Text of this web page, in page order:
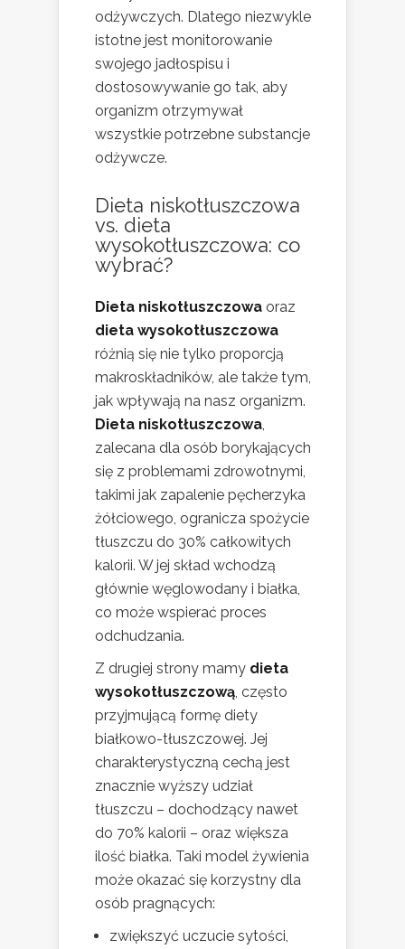
odżywczych. Dlatego niezwykle
istotne jest monitorowanie
swojego jadłospisu i
dostosowywanie go tak, aby
organizm otrzymywał
wszystkie potrzebne substancje
odżywcze.
Dieta niskotłuszczowa
vs. dieta
wysokotłuszczowa: co
wybrać?
Dieta niskotłuszczowa oraz
dieta wysokotłuszczowa
różnią się nie tylko proporcją
makroskładników, ale także tym,
jak wpływają na nasz organizm.
Dieta niskotłuszczowa,
zalecana dla osób borykających
się z problemami zdrowotnymi,
takimi jak zapalenie pęcherzyka
żółciowego, ogranicza spożycie
tłuszczu do 30% całkowitych
kalorii. W jej skład wchodzą
głównie węglowodany i białka,
co może wspierać proces
odchudzania.
Z drugiej strony mamy dieta
wysokotłuszczową, często
przyjmującą formę diety
białkowo-tłuszczowej. Jej
charakterystyczną cechą jest
znacznie wyższy udział
tłuszczu – dochodzący nawet
do 70% kalorii – oraz większa
ilość białka. Taki model żywienia
może okazać się korzystny dla
osób pragnących:
zwiększyć uczucie sytości,